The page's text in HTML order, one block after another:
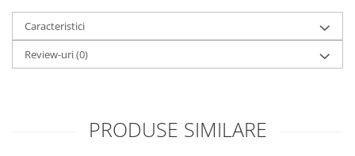
Caracteristici
Review-uri(0)
PRODUSE SIMILARE